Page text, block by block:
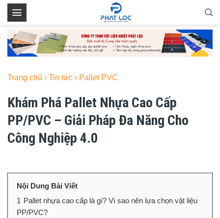
Skip
Trang chủ › Tin tức › Pallet PVC
Khám Phá Pallet Nhựa Cao Cấp
PP/PVC – Giải Pháp Đa Năng Cho
Công Nghiệp 4.0
Nội Dung Bài Viết
1 Pallet nhựa cao cấp là gì? Vì sao nên lựa chọn vật liệu
PP/PVC?